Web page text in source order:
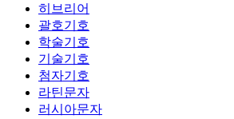
히브리어
괄호기호
학술기호
기술기호
첨자기호
라틴문자
러시아문자